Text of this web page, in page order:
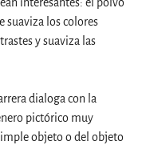
suaviza los colores
y suaviza las
dialoga con la
pictórico muy
objeto o del objeto